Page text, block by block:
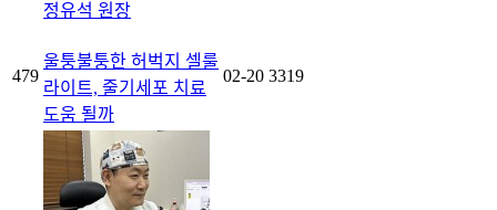
정유석 원장
479
울퉁불퉁한 허벅지 셀룰
라이트, 줄기세포 치료
도움 될까
02-20 3319